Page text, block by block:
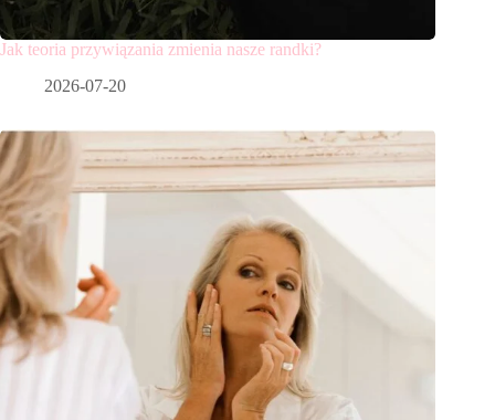
Jak teoria przywiązania zmienia nasze randki?
2026-07-20